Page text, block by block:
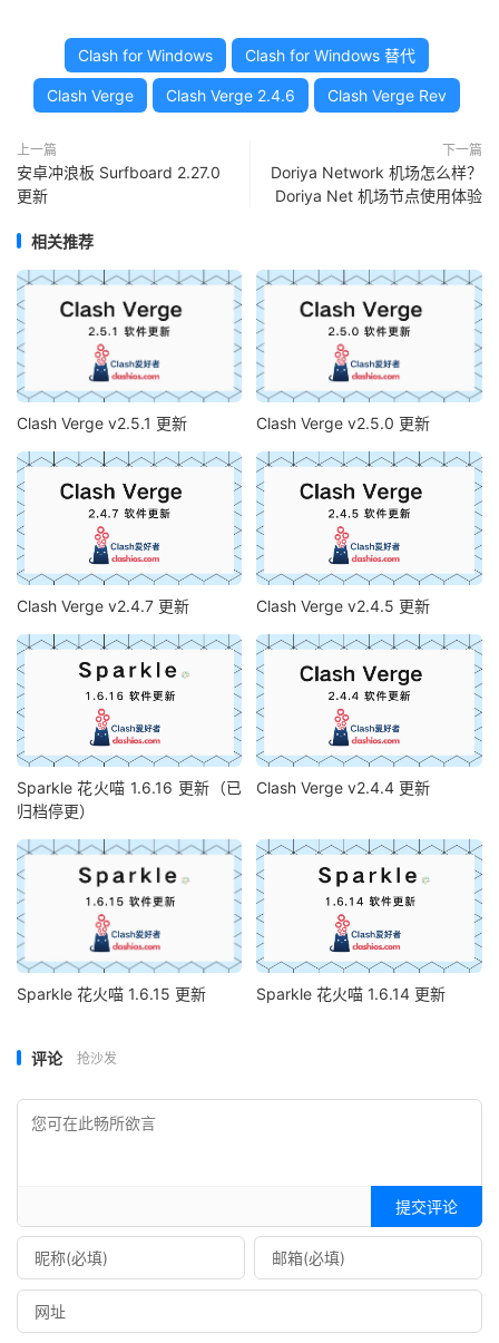
Clash for Windows Clash for Windows 替代
Clash Verge Clash Verge 2.4.6 Clash Verge Rev
上一篇
安卓冲浪板 Surfboard 2.27.0
更新
下一篇
Doriya Network 机场怎么样？
Doriya Net 机场节点使用体验
相关推荐
Clash Verge v2.5.1 更新 Clash Verge v2.5.0 更新
Clash Verge v2.4.7 更新 Clash Verge v2.4.5 更新
Sparkle 花火喵 1.6.16 更新（已
归档停更）
Clash Verge v2.4.4 更新
Sparkle 花火喵 1.6.15 更新 Sparkle 花火喵 1.6.14 更新
评论 抢沙发
提交评论